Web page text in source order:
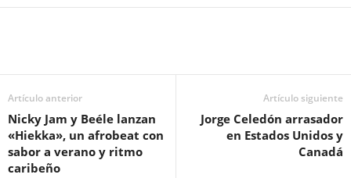
Artículo anterior
Nicky Jam y Beéle lanzan
«Hiekka», un afrobeat con
sabor a verano y ritmo
caribeño
Artículo siguiente
Jorge Celedón arrasador
en Estados Unidos y
Canadá